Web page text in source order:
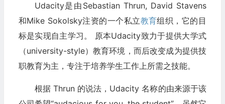
Udacity是由Sebastian Thrun, David Stavens
和Mike Sokolsky注资的一个私立教育组织，它的目
标是实现自主学习。 原本Udacity致力于提供大学式
（university-style）教育环境，而后改变成为提供技
职教育为主，专注于培养学生工作上所需之技能。
根据 Thrun 的说法，Udacity 名称的由来源于该